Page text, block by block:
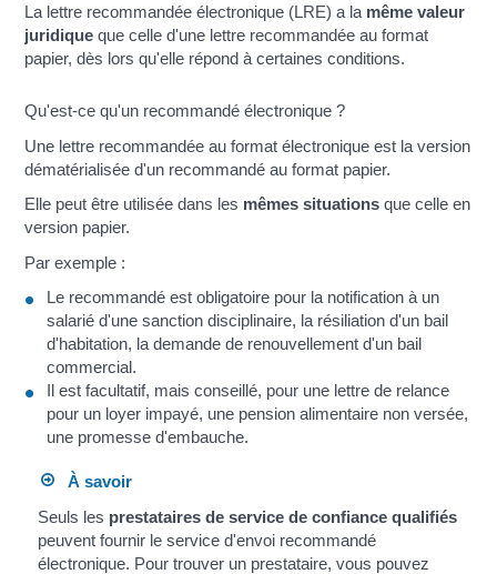
La lettre recommandée électronique (LRE) a la même valeur
juridique que celle d'une lettre recommandée au format
papier, dès lors qu'elle répond à certaines conditions.
Qu'est-ce qu'un recommandé électronique ?
Une lettre recommandée au format électronique est la version
dématérialisée d'un recommandé au format papier.
Elle peut être utilisée dans les mêmes situations que celle en
version papier.
Par exemple :
Le recommandé est obligatoire pour la notification à un
salarié d'une sanction disciplinaire, la résiliation d'un bail
d'habitation, la demande de renouvellement d'un bail
commercial.
Il est facultatif, mais conseillé, pour une lettre de relance
pour un loyer impayé, une pension alimentaire non versée,
une promesse d'embauche.
À savoir
Seuls les prestataires de service de confiance qualifiés
peuvent fournir le service d'envoi recommandé
électronique. Pour trouver un prestataire, vous pouvez